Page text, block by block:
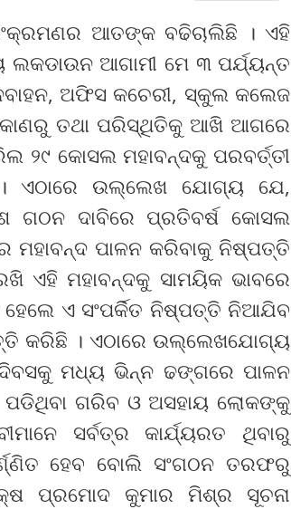
ଆତଙ୍କ ବଢିଚାଲିଛି । ଏହି
ଲକଡାଉନ ଆଗାମୀ ମେ ୩ ପର୍ଯ୍ୟନ୍ତ
ଅଫିସ କଚେରୀ, ସ୍କୁଲ କଲେଜ
ତଥା ପରିସ୍ଥିତିକୁ ଆଖି ଆଗରେ
କୋସଲ ମହାବନ୍ଦକୁ ପରବର୍ତ୍ତୀ
ଏଠାରେ ଉଲ୍ଲେଖ ଯୋଗ୍ୟ ଯେ,
ଗଠନ ଦାବିରେ ପ୍ରତିବର୍ଷ କୋସଲ
ମହାବନ୍ଦ ପାଳନ କରିବାକୁ ନିଷ୍ପତ୍ତି
ଏହି ମହାବନ୍ଦକୁ ସାମୟିକ ଭାବରେ
ହେଲେ ଏ ସଂପର୍କିତ ନିଷ୍ପତ୍ତି ନିଆଯିବ
କରିଛି । ଏଠାରେ ଉଲ୍ଲେଖଯୋଗ୍ୟ
ମଧ୍ୟ ଭିନ୍ନ ଢଙ୍ଗରେ ପାଳନ
ପଡିଥିବା ଗରିବ ଓ ଅସହାୟ ଲୋକଙ୍କୁ
ସର୍ବତ୍ର କାର୍ଯ୍ୟରତ ଥିବାରୁ
ହେବ ବୋଲି ସଂଗଠନ ତରଫରୁ
ପ୍ରମୋଦ କୁମାର ମିଶ୍ର ସୂଚନା